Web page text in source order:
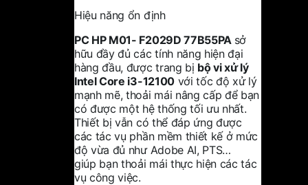
Hiệu năng ổn định
PC HP M01- F2029D 77B55PA sở
hữu đầy đủ các tính năng hiện đại
hàng đầu, được trang bị bộ vi xử lý
Intel Core i3-12100với tốc độ xử lý
mạnh mẽ, thoải mái nâng cấp để bạn
có được một hệ thống tối ưu nhất.
Thiết bị vẫn có thể đáp ứng được
các tác vụ phần mềm thiết kế ở mức
độ vừa đủ như Adobe AI, PTS…
giúp bạn thoải mái thực hiện các tác
vụ công việc.